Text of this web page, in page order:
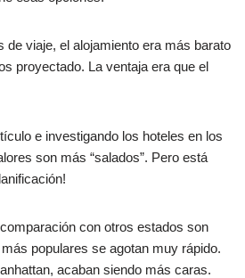
de viaje, el alojamiento era más barato
proyectado. La ventaja era que el
e investigando los hoteles en los
son más “salados”. Pero está
con otros estados son
populares se agotan muy rápido.
acaban siendo más caras.